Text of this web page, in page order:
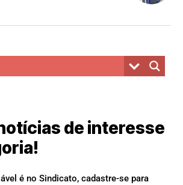
de interesse
é no Sindicato, cadastre-se para